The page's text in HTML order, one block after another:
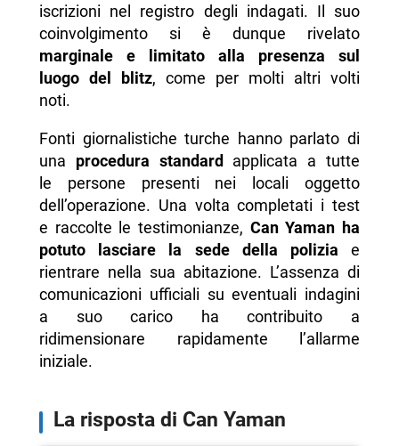
iscrizioni nel registro degli indagati. Il suo
coinvolgimento si è dunque rivelato
marginale e limitato alla presenza sul
luogo del blitz, come per molti altri volti
noti.
Fonti giornalistiche turche hanno parlato di
una procedura standard
applicata a tutte
le persone presenti nei locali oggetto
dell’operazione. Una volta completati i test
e raccolte le testimonianze, Can Yaman ha
potuto lasciare la sede della polizia e
rientrare nella sua abitazione. L’assenza di
comunicazioni ufficiali su eventuali indagini
a suo carico ha contribuito a
ridimensionare rapidamente l’allarme
iniziale.
La risposta di Can Yaman